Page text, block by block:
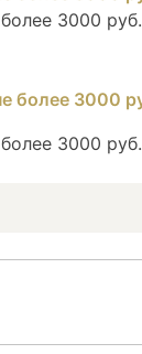
3000 руб.
3000 руб.